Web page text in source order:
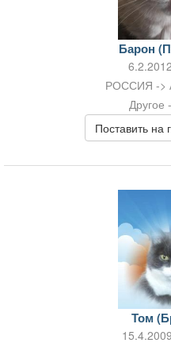
Барон
РОССИЯ ->
Другое
Поставить на
Том